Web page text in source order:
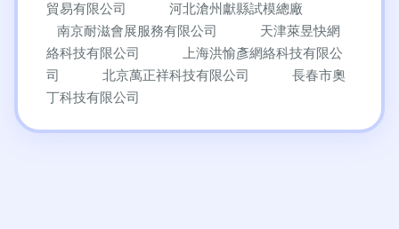
貿易有限公司
河北滄州獻縣試模總廠
南京耐滋會展服務有限公司
天津萊昱快網
絡科技有限公司
上海洪愉彥網絡科技有限公
司
北京萬正祥科技有限公司
長春市奧
丁科技有限公司